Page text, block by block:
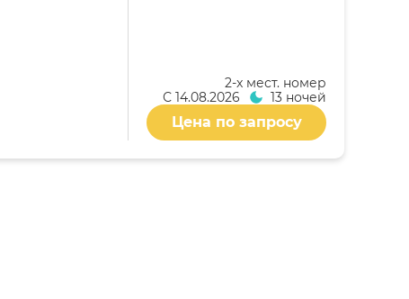
2-x мест. номер
С 14.08.2026 13 ночей
Цена по запросу